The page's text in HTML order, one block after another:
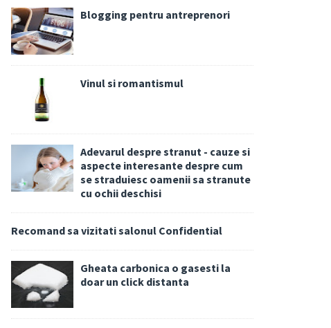
Blogging pentru antreprenori
Vinul si romantismul
Adevarul despre stranut - cauze si
aspecte interesante despre cum
se straduiesc oamenii sa stranute
cu ochii deschisi
Recomand sa vizitati salonul Confidential
Gheata carbonica o gasesti la
doar un click distanta